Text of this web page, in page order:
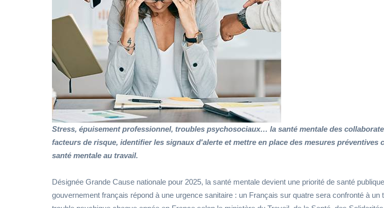
Stress, épuisement professionnel, troubles psychosociaux… la santé mentale des
facteurs de risque, identifier les signaux d'alerte et mettre en place des mesures
santé mentale au travail.
Désignée Grande Cause nationale pour 2025, la santé mentale devient une priorité de santé
gouvernement français répond à une urgence sanitaire : un Français sur quatre sera confronté à